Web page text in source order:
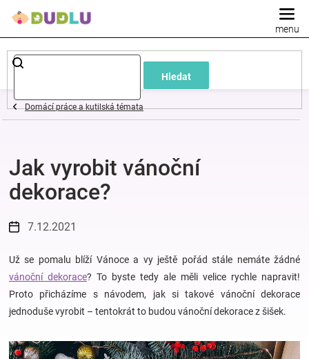
Hledat
Dětské
a
oblečení
Pokojíček
a
kojenecká
výbava
Hračky
Domácí práce a kutilská témata
Jak vyrobit vánoční
dekorace?
7.12.2021
Už se pomalu blíží Vánoce a vy ještě pořád stále nemáte žádné
vánoční dekorace? To byste tedy ale měli velice rychle napravit!
Proto přicházíme s návodem, jak si takové vánoční dekorace
jednoduše vyrobit – tentokrát to budou vánoční dekorace z šišek.